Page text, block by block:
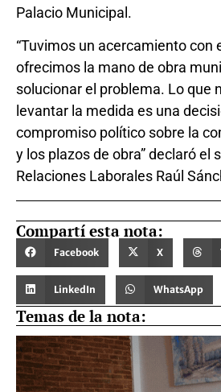
Palacio Municipal.
“Tuvimos un acercamiento con
ofrecimos la mano de obra
solucionar el problema. Lo que
levantar la medida es una
compromiso político sobre la
y los plazos de obra” declaró el
Relaciones Laborales Raúl
Compartí esta nota:
Facebook X
LinkedIn WhatsApp
Temas de la nota: